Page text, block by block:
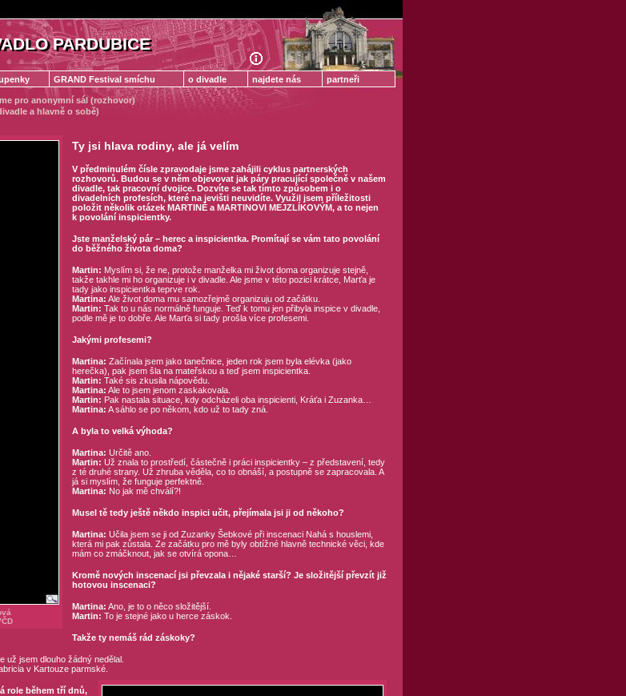
PARDUBICE
PARDUBICE
GRAND Festival smíchu o divadle najdete nás partneři
pro anonymní sál (rozhovor)
a hlavně o sobě)
Ty jsi hlava rodiny, ale já velím
V předminulém čísle zpravodaje jsme zahájili cyklus partnerských
rozhovorů. Budou se v něm objevovat jak páry pracující společně v našem
divadle, tak pracovní dvojice. Dozvíte se tak tímto způsobem i o
divadelních profesích, které na jevišti neuvidíte. Využil jsem příležitosti
položit několik otázek MARTINĚ a MARTINOVI MEJZLÍKOVÝM, a to nejen
k povolání inspicientky.
Jste manželský pár – herec a inspicientka. Promítají se vám tato povolání
do běžného života doma?
Martin: Myslím si, že ne, protože manželka mi život doma organizuje stejně,
takže takhle mi ho organizuje i v divadle. Ale jsme v této pozici krátce, Marťa je
tady jako inspicientka teprve rok.
Martina: Ale život doma mu samozřejmě organizuju od začátku.
Martin: Tak to u nás normálně funguje. Teď k tomu jen přibyla inspice v divadle,
podle mě je to dobře. Ale Marťa si tady prošla více profesemi.
Jakými profesemi?
Martina: Začínala jsem jako tanečnice, jeden rok jsem byla elévka (jako
herečka), pak jsem šla na mateřskou a teď jsem inspicientka.
Martin: Také sis zkusila nápovědu.
Martina: Ale to jsem jenom zaskakovala.
Martin: Pak nastala situace, kdy odcházeli oba inspicienti, Kráťa i Zuzanka…
Martina: A sáhlo se po někom, kdo už to tady zná.
A byla to velká výhoda?
Martina: Určitě ano.
Martin: Už znala to prostředí, částečně i práci inspicientky – z představení, tedy
z té druhé strany. Už zhruba věděla, co to obnáší, a postupně se zapracovala. A
já si myslím, že funguje perfektně.
Martina: No jak mě chválí?!
Musel tě tedy ještě někdo inspici učit, přejímala jsi ji od někoho?
Martina: Učila jsem se ji od Zuzanky Šebkové při inscenaci Nahá s houslemi,
která mi pak zůstala. Ze začátku pro mě byly obtížné hlavně technické věci, kde
mám co zmáčknout, jak se otvírá opona…
Kromě nových inscenací jsi převzala i nějaké starší? Je složitější převzít již
hotovou inscenaci?
Martina: Ano, je to o něco složitější.
Martin: To je stejné jako u herce záskok.
Takže ty nemáš rád záskoky?
už jsem dlouho žádný nedělal.
v Kartouze parmské.
role během tří dnů,